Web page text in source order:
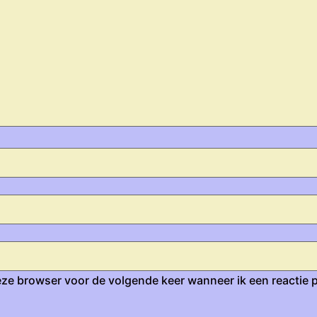
browser voor de volgende keer wanneer ik een reactie